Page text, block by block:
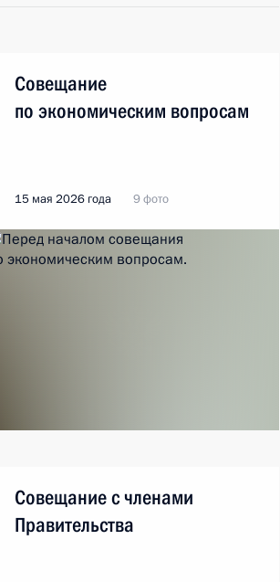
Совещание
по экономическим вопросам
15 мая 2026 года 9 фото
Совещание с членами
Правительства